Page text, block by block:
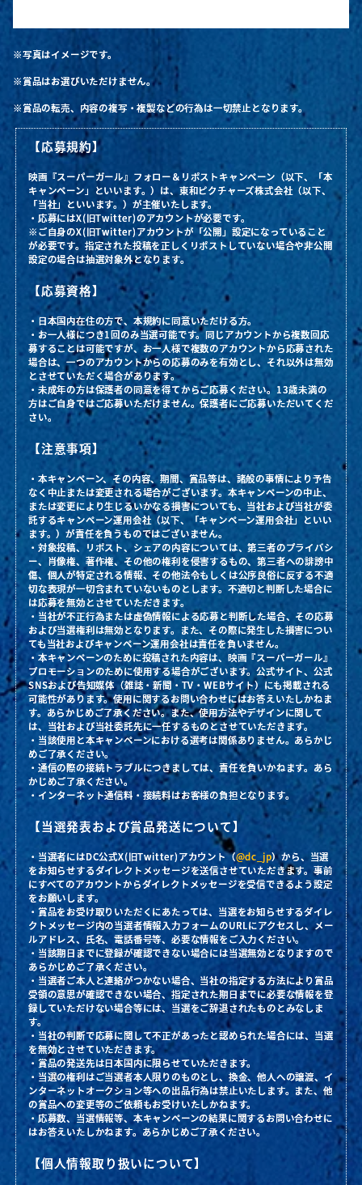
※写真はイメージです。
※賞品はお選びいただけません。
※賞品の転売、内容の複写・複製などの行為は一切禁止となります。
【応募規約】
映画『スーパーガール』フォロー＆リポストキャンペーン（以下、「本
キャンペーン」といいます。）は、東和ピクチャーズ株式会社（以下、
「当社」といいます。）が主催いたします。
・応募にはX(旧Twitter)のアカウントが必要です。
※ご自身のX(旧Twitter)アカウントが「公開」設定になっていること
が必要です。指定された投稿を正しくリポストしていない場合や非公開
設定の場合は抽選対象外となります。
【応募資格】
・日本国内在住の方で、本規約に同意いただける方。
・お一人様につき1回のみ当選可能です。同じアカウントから複数回応
募することは可能ですが、お一人様で複数のアカウントから応募された
場合は、一つのアカウントからの応募のみを有効とし、それ以外は無効
とさせていただく場合があります。
・未成年の方は保護者の同意を得てからご応募ください。13歳未満の
方はご自身ではご応募いただけません。保護者にご応募いただいてくだ
さい。
【注意事項】
・本キャンペーン、その内容、期間、賞品等は、諸般の事情により予告
なく中止または変更される場合がございます。本キャンペーンの中止、
または変更により生じるいかなる損害についても、当社および当社が委
託するキャンペーン運用会社（以下、「キャンペーン運用会社」といい
ます。）が責任を負うものではございません。
・対象投稿、リポスト、シェアの内容については、第三者のプライバシ
ー、肖像権、著作権、その他の権利を侵害するもの、第三者への誹謗中
傷、個人が特定される情報、その他法令もしくは公序良俗に反する不適
切な表現が一切含まれていないものとします。不適切と判断した場合に
は応募を無効とさせていただきます。
・当社が不正行為または虚偽情報による応募と判断した場合、その応募
および当選権利は無効となります。また、その際に発生した損害につい
ても当社およびキャンペーン運用会社は責任を負いません。
・本キャンペーンのために投稿された内容は、映画『スーパーガール』
プロモーションのために使用する場合がございます。公式サイト、公式
SNSおよび告知媒体（雑誌・新聞・TV・WEBサイト）にも掲載される
可能性があります。使用に関するお問い合わせにはお答えいたしかねま
す。あらかじめご了承ください。また、使用方法やデザインに関して
は、当社および当社委託先に一任するものとさせていただきます。
・当該使用と本キャンペーンにおける選考は関係ありません。あらかじ
めご了承ください。
・通信の際の接続トラブルにつきましては、責任を負いかねます。あら
かじめご了承ください。
・インターネット通信料・接続料はお客様の負担となります。
【当選発表および賞品発送について】
・当選者にはDC公式X(旧Twitter)アカウント（@dc_jp）から、当選
をお知らせするダイレクトメッセージを送信させていただきます。事前
にすべてのアカウントからダイレクトメッセージを受信できるよう設定
をお願いします。
・賞品をお受け取りいただくにあたっては、当選をお知らせするダイレ
クトメッセージ内の当選者情報入力フォームのURLにアクセスし、メー
ルアドレス、氏名、電話番号等、必要な情報をご入力ください。
・当該期日までに登録が確認できない場合には当選無効となりますので
あらかじめご了承ください。
・当選者ご本人と連絡がつかない場合、当社の指定する方法により賞品
受領の意思が確認できない場合、指定された期日までに必要な情報を登
録していただけない場合等には、当選をご辞退されたものとみなしま
す。
・当社の判断で応募に関して不正があったと認められた場合には、当選
を無効とさせていただきます。
・賞品の発送先は日本国内に限らせていただきます。
・当選の権利はご当選者本人限りのものとし、換金、他人への譲渡、イ
ンターネットオークション等への出品行為は禁止いたします。また、他
の賞品への変更等のご依頼もお受けいたしかねます。
・応募数、当選情報等、本キャンペーンの結果に関するお問い合わせに
はお答えいたしかねます。あらかじめご了承ください。
【個人情報取り扱いについて】